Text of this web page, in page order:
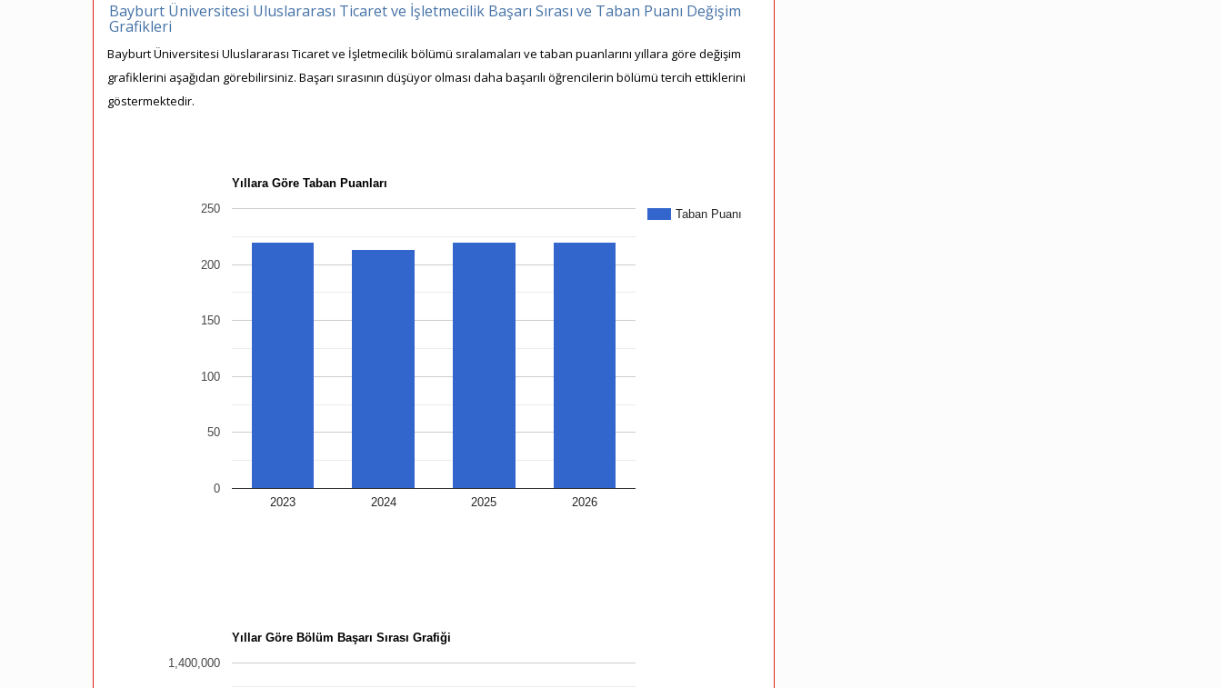
Bayburt Üniversitesi Uluslararası Ticaret ve İşletmecilik Başarı Sırası ve Taban Puanı Değişim
Grafikleri
Bayburt Üniversitesi Uluslararası Ticaret ve İşletmecilik bölümü sıralamaları ve taban puanlarını yıllara göre değişim
grafiklerini aşağıdan görebilirsiniz. Başarı sırasının düşüyor olması daha başarılı öğrencilerin bölümü tercih ettiklerini
göstermektedir.
Yıllara Göre Taban Puanları
Taban Puanı
2023 2024 2025 2026
0
50
100
150
200
250
Yıllar Göre Bölüm Başarı Sırası Grafiği
1,400,000